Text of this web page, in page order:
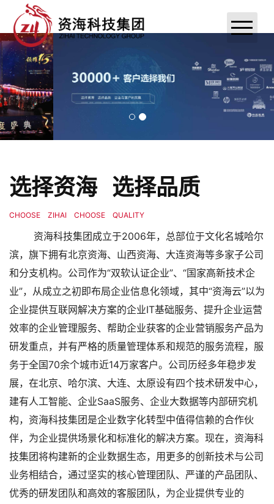
首页
关于资海
新闻动态
案例展示
联系我们
资海分销系统
APP定制开发
高端定制网站
选择资海 选择品质
CHOOSE ZIHAI CHOOSE QUALITY
资海科技集团成立于2006年，总部位于文化名城哈尔
滨，旗下拥有北京资海、山西资海、大连资海等多家子公司
和分支机构。公司作为“双软认证企业”、“国家高新技术企
业”，从成立之初即布局企业信息化领域，其中“资海云”以为
企业提供互联网解决方案的企业IT基础服务、提升企业运营
效率的企业管理服务、帮助企业获客的企业营销服务产品为
研发重点，并有严格的质量管理体系和规范的服务流程，服
务于全国70余个城市近14万家客户。公司历经多年稳步发
展，在北京、哈尔滨、大连、太原设有四个技术研发中心，
建有人工智能、企业SaaS服务、企业大数据等内部研究机
构，资海科技集团是企业数字化转型中值得信赖的合作伙
伴，为企业提供场景化和标准化的解决方案。现在，资海科
技集团将构建新的企业数据生态，用更多的创新技术与公司
业务相结合，通过坚实的核心管理团队、严谨的产品团队、
优秀的研发团队和高效的客服团队，为企业提供专业的